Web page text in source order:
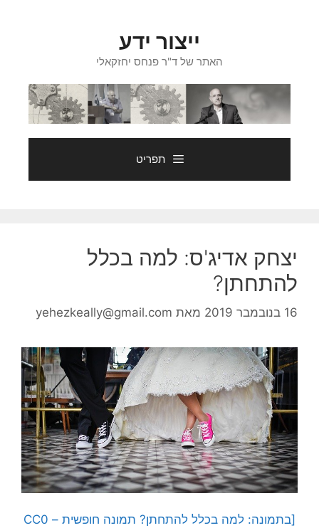
ייצור ידע
האתר של ד"ר פנחס יחזקאלי
תפריט
יצחק אדיג'ס: למה בכלל
להתחתן?
16 בנובמבר 2019 מאת yehezkeally@gmail.com
[בתמונה: למה בכלל להתחתן? תמונה חופשית – CC0